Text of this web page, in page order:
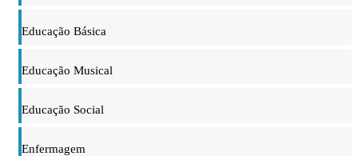
Educação Básica
Educação Musical
Educação Social
Enfermagem